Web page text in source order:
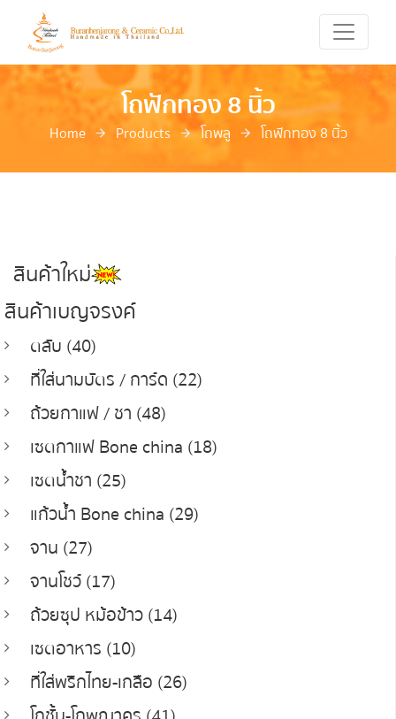
โถฟักทอง 8 นิ้ว
Home Products โถพลู โถฟักทอง 8 นิ้ว
สินค้าใหม่
สินค้าเบญจรงค์
ตลับ (40)
ที่ใส่นามบัตร / การ์ด (22)
ถ้วยกาแฟ / ชา (48)
เซตกาแฟ Bone china (18)
เซตน้ำชา (25)
แก้วน้ำ Bone china (29)
จาน (27)
จานโชว์ (17)
ถ้วยซุป หม้อข้าว (14)
เซตอาหาร (10)
ที่ใส่พริกไทย-เกลือ (26)